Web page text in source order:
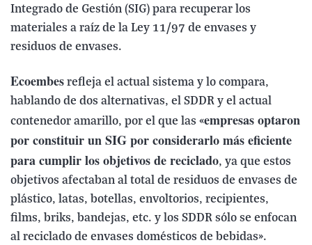
Integrado de Gestión (SIG) para recuperar los
materiales a raíz de la Ley 11/97 de envases y
residuos de envases.
Ecoembes refleja el actual sistema y lo compara,
hablando de dos alternativas, el SDDR y el actual
contenedor amarillo, por el que las «empresas optaron
por constituir un SIG por considerarlo más eficiente
para cumplir los objetivos de reciclado, ya que estos
objetivos afectaban al total de residuos de envases de
plástico, latas, botellas, envoltorios, recipientes,
films, briks, bandejas, etc. y los SDDR sólo se enfocan
al reciclado de envases domésticos de bebidas».